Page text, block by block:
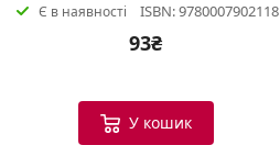
Є в наявності ISBN: 9780007902118
93₴
У кошик